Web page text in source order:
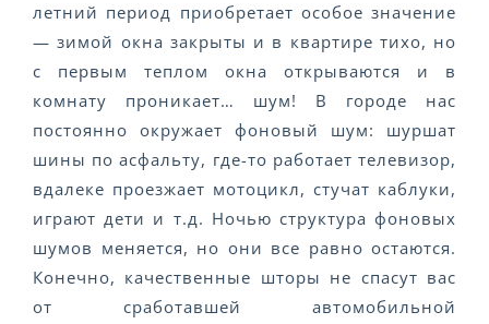
летний период приобретает особое значение
— зимой окна закрыты и в квартире тихо, но
с первым теплом окна открываются и в
комнату проникает… шум! В городе нас
постоянно окружает фоновый шум: шуршат
шины по асфальту, где-то работает телевизор,
вдалеке проезжает мотоцикл, стучат каблуки,
играют дети и т.д. Ночью структура фоновых
шумов меняется, но они все равно остаются.
Конечно, качественные шторы не спасут вас
от сработавшей автомобильной